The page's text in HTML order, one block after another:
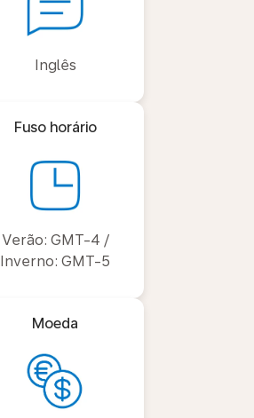
Inglês
Fuso horário
Verão: GMT-4 /
Inverno: GMT-5
Moeda